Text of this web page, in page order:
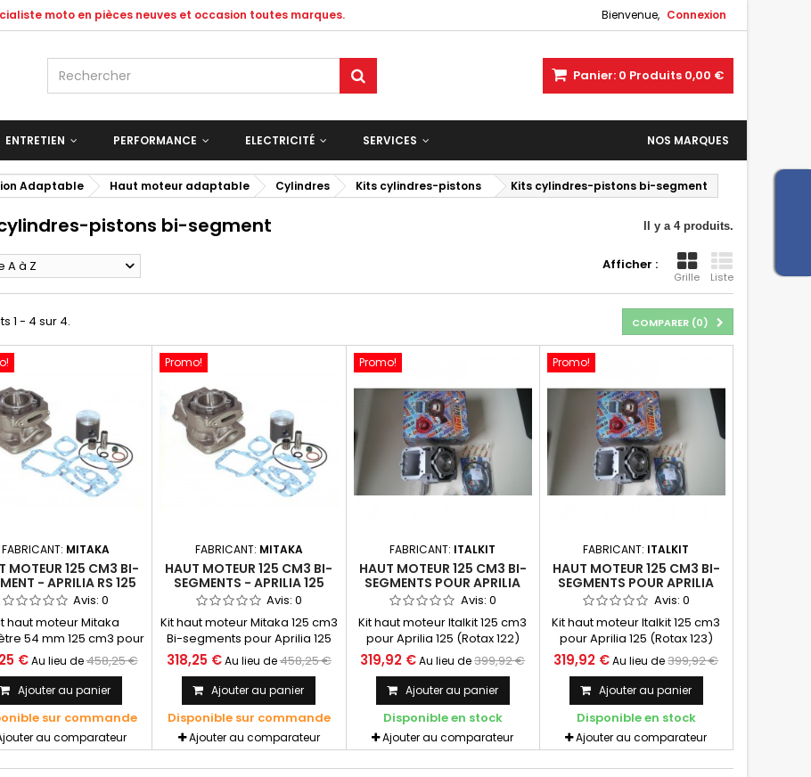
Bienvenue, Connexion
moto en pièces neuves et occasion toutes marques.
Panier: 0 Produits 0,00 €
ENTRETIEN PERFORMANCE ELECTRICITÉ SERVICES NOS MARQUES
Adaptable Haut moteur adaptable Cylindres Kits cylindres-pistons Kits cylindres-pistons bi-segment
pistons bi-segment Il y a 4 produits.
Afficher :
Grille Liste
A à Z
COMPARER (0)
1 - 4 sur 4.
FABRICANT: MITAKA
MOTEUR 125 CM3 BI-
- APRILIA RS 125
ROTAX 122 -
MITAKA
Avis:0
haut moteur Mitaka
54 mm 125 cm3 pour
125 moteur Rotax 122
bi-segment. Le kit
: Cylindre, piston,
segment, joints haut
Attention kit fourni
cage à aiguilles
€Au lieu de458,25 €
Ajouter au panier
sur commande
au comparateur
Promo!
FABRICANT: MITAKA
HAUT MOTEUR 125 CM3 BI-
SEGMENTS - APRILIA 125
MOTEUR ROTAX 123 -
MITAKA
Avis:0
Kit haut moteur Mitaka 125 cm3
Bi-segments pour Aprilia 125
moteur Rotax 123 Le kit
comprend : Cylindre, piston,
clips, segments, joints haut
moteur Kit fourni sans cage à
aiguilles Recommandations :
Ce kit doit être monté
absolument avec une cage à
aiguille neuve Ce kit est très
318,25 €Au lieu de458,25 €
Ajouter au panier
Disponible sur commande
Ajouter au comparateur
Promo!
FABRICANT: ITALKIT
HAUT MOTEUR 125 CM3 BI-
SEGMENTS POUR APRILIA
125 - ROTAX 122 - ITALKIT
Avis: 0
Kit haut moteur Italkit 125 cm3
pour Aprilia 125 (Rotax 122)
Version Bi-segments. ITALKIT
319,92 €Au lieu de399,92 €
Ajouter au panier
Disponible en stock
Ajouter au comparateur
Promo!
FABRICANT: ITALKIT
HAUT MOTEUR 125 CM3 BI-
SEGMENTS POUR APRILIA
125 - ROTAX 123 - ITALKIT
Avis: 0
Kit haut moteur Italkit 125 cm3
pour Aprilia 125 (Rotax 123)
Version Bi-segments. ITALKIT
319,92 €Au lieu de399,92 €
Ajouter au panier
Disponible en stock
Ajouter au comparateur